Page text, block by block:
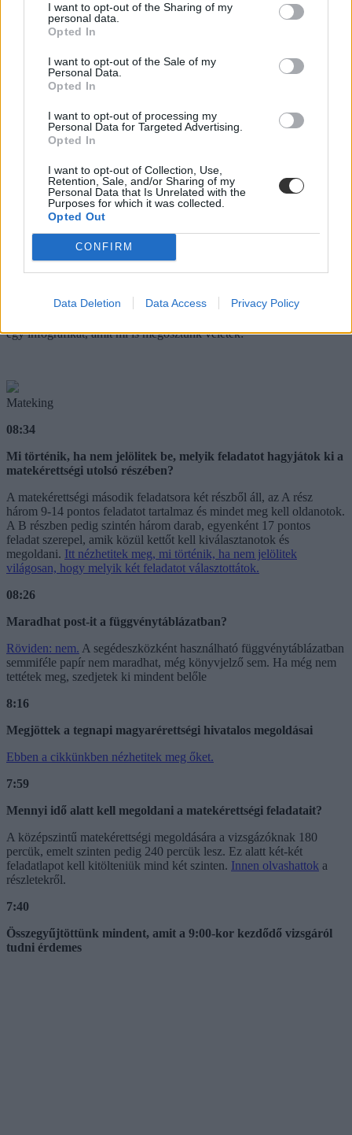
I want to opt-out of the Sharing of my
personal data.
Opted In
I want to opt-out of the Sale of my
Personal Data.
Opted In
I want to opt-out of processing my
Personal Data for Targeted Advertising.
Opted In
I want to opt-out of Collection, Use,
Retention, Sale, and/or Sharing of my
Personal Data that Is Unrelated with the
Purposes for which it was collected.
Opted Out
CONFIRM
Data Deletion Data Access Privacy Policy
Túry Gergely
Érkeznek az első fotók az izguló érettségizőkről
Túry Gergely
Túry Gergely
08:41
Grafikonon mutatjuk, hogyan változnak a matekérettségi
Annak érdekében, hogy átlátható legyen, mi ér majd idén kevesebb
egy infografikát, amit mi is megosztunk veletek:
Mateking
08:34
Mi történik, ha nem jelölitek be, melyik feladatot hagyjátok ki a
matekérettségi utolsó részében?
A matekérettségi második feladatsora két részből áll, az A rész
három 9-14 pontos feladatot tartalmaz és mindet meg kell oldanotok.
A B részben pedig szintén három darab, egyenként 17 pontos
feladat szerepel, amik közül kettőt kell kiválasztanotok és
megoldani. Itt nézhetitek meg, mi történik, ha nem jelölitek
világosan, hogy melyik két feladatot választottátok.
08:26
Maradhat post-it a függvénytáblázatban?
Röviden: nem. A segédeszközként használható függvénytáblázatban
semmiféle papír nem maradhat, még könyvjelző sem. Ha még nem
tettétek meg, szedjetek ki mindent belőle
8:16
Megjöttek a tegnapi magyarérettségi hivatalos megoldásai
Ebben a cikkünkben nézhetitek meg őket.
7:59
Mennyi idő alatt kell megoldani a matekérettségi feladatait?
A középszintű matekérettségi megoldására a vizsgázóknak 180
percük, emelt szinten pedig 240 percük lesz. Ez alatt két-két
feladatlapot kell kitölteniük mind két szinten. Innen olvashattok a
részletekről.
7:40
Összegyűjtöttünk mindent, amit a 9:00-kor kezdődő vizsgáról
tudni érdemes